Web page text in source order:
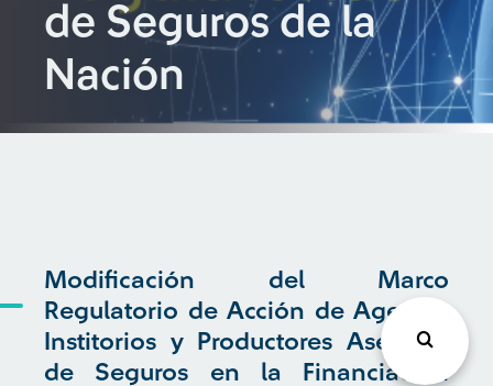
de Seguros de la
Nación
Modificación del Marco
Regulatorio de Acción de Agentes
Institorios y Productores Asesores
de Seguros en la Financiación